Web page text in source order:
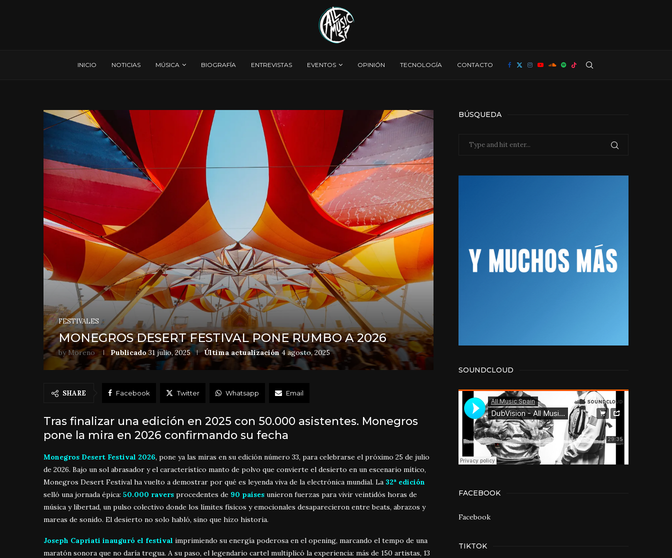
INICIO NOTICIAS MÚSICA BIOGRAFÍA ENTREVISTAS EVENTOS OPINIÓN TECNOLOGÍA CONTACTO
FESTIVALES
MONEGROS DESERT FESTIVAL PONE RUMBO A 2026
by Moreno Publicado 31 julio, 2025 Última actualización 4 agosto, 2025
SHARE Facebook Twitter Whatsapp Email
Tras finalizar una edición en 2025 con 50.000 asistentes. Monegros
pone la mira en 2026 confirmando su fecha
Monegros Desert Festival 2026, pone ya las miras en su edición número 33, para celebrarse el próximo 25 de julio
de 2026. Bajo un sol abrasador y el característico manto de polvo que convierte el desierto en un escenario mítico,
Monegros Desert Festival ha vuelto a demostrar por qué es leyenda viva de la electrónica mundial. La 32ª edición
selló una jornada épica: 50.000 ravers procedentes de 90 países unieron fuerzas para vivir veintidós horas de
música y libertad, un pulso colectivo donde los límites físicos y emocionales desaparecieron entre beats, abrazos y
mareas de sonido. El desierto no solo habló, sino que hizo historia.
Joseph Capriati inauguró el festival imprimiendo su energía poderosa en el opening, marcando el tempo de una
maratón sonora que no daría tregua. A su paso, el legendario cartel multiplicó la experiencia: más de 150 artistas, 13
BÚSQUEDA
SOUNDCLOUD
FACEBOOK
Facebook
TIKTOK